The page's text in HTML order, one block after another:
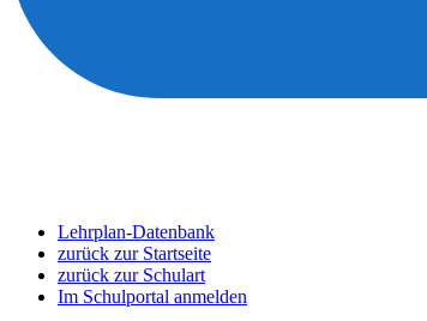
Lehrplan-Datenbank
zurück zur Startseite
zurück zur Schulart
Im Schulportal anmelden